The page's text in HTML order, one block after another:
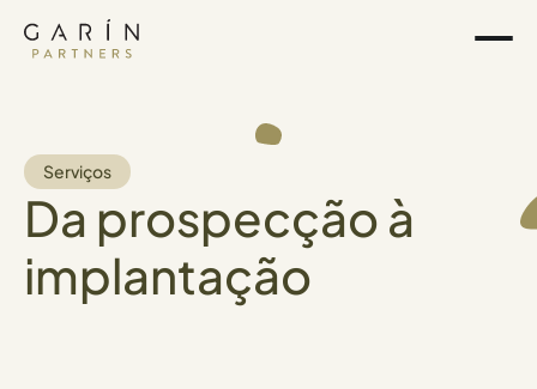
Serviços
Da prospecçãoà
implantação